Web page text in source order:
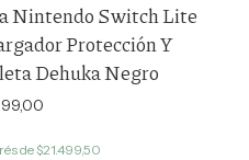
Nintendo Switch Lite
Protección Y
Dehuka Negro
de $21.499,50